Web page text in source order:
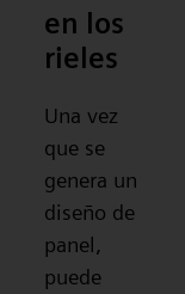
en los
rieles
Una vez
que se
genera un
diseño de
panel,
puede